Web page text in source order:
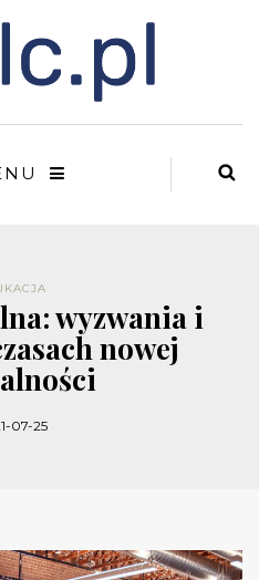
wyzwania i
nowej
07-25